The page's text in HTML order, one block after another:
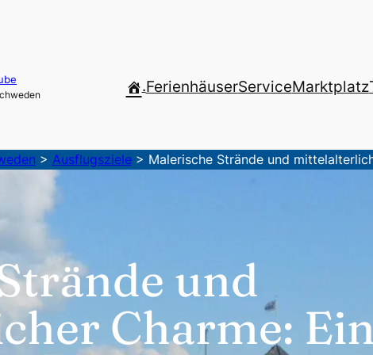
.FerienhäuserServiceMarktplatz
> Ausflugsziele> Malerische Strände und
und
Charme: